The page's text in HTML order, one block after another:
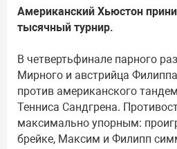
Американский Хьюстон
тысячный турнир.
В четвертьфинале парного
Мирного и австрийца
против американского
Тенниса Сандгрена.
максимально упорным:
брейке, Максим и Филипп